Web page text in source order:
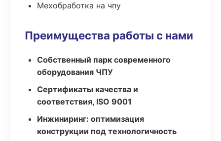
Мехобработка на чпу
Преимущества работы с нами
Собственный парк современного
оборудования ЧПУ
Сертификаты качества и
соответствия, ISO 9001
Инжиниринг: оптимизация
конструкции под технологичность